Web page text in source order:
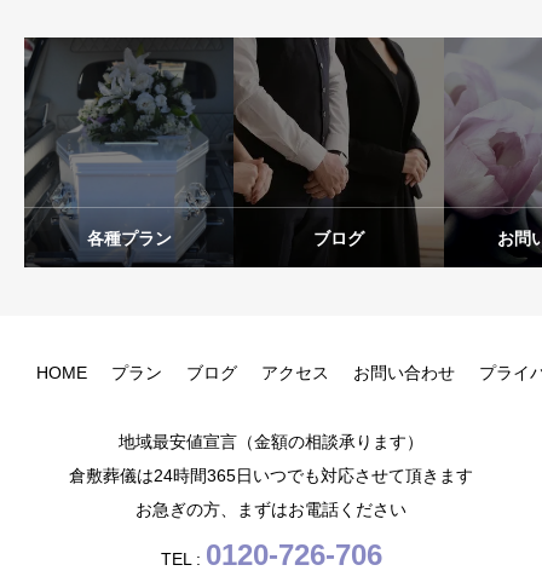
各種プラン ブログ お問
HOME プラン ブログ アクセス お問い合わせ プライ
地域最安値宣言（金額の相談承ります）
倉敷葬儀は24時間365日いつでも対応させて頂きます
お急ぎの方、まずはお電話ください
TEL : 0120-726-706